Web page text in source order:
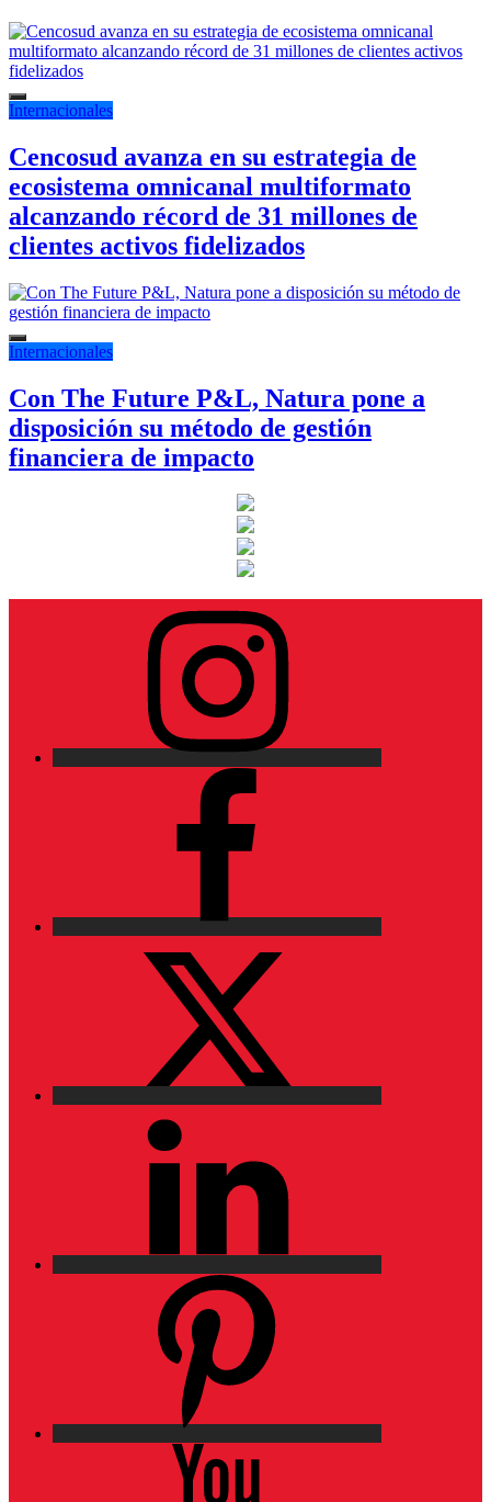
Internacionales
Cencosud avanza en su estrategia de
ecosistema omnicanal multiformato
alcanzando récord de 31 millones de
clientes activos fidelizados
Internacionales
Con The Future P&L, Natura pone a
disposición su método de gestión
financiera de impacto